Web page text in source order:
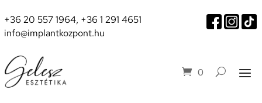
+36 20 557 1964, +36 1 291 4651
info@implantkozpont.hu
0